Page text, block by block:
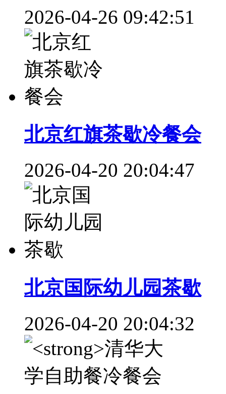
2026-04-26 09:42:51
北京红旗茶歇冷餐会
2026-04-20 20:04:47
北京国际幼儿园茶歇
2026-04-20 20:04:32